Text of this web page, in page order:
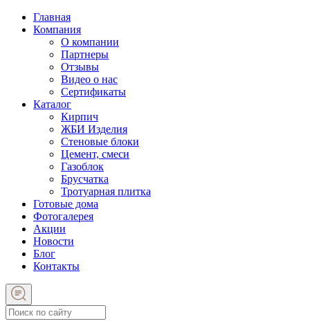
Главная
Компания
О компании
Партнеры
Отзывы
Видео о нас
Сертификаты
Каталог
Кирпич
ЖБИ Изделия
Стеновые блоки
Цемент, смеси
Газоблок
Брусчатка
Тротуарная плитка
Готовые дома
Фотогалерея
Акции
Новости
Блог
Контакты